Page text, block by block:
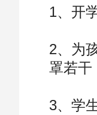
1、开
2、为
罩若干
3、学